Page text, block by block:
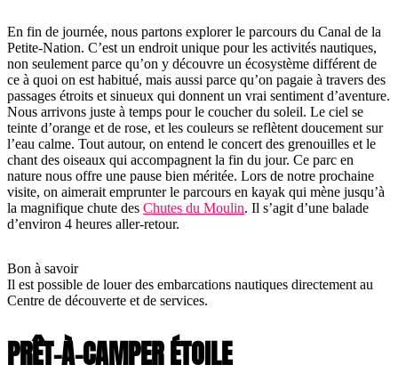
En fin de journée, nous partons explorer le parcours du Canal de la
Petite-Nation. C’est un endroit unique pour les activités nautiques,
non seulement parce qu’on y découvre un écosystème différent de
ce à quoi on est habitué, mais aussi parce qu’on pagaie à travers des
passages étroits et sinueux qui donnent un vrai sentiment d’aventure.
Nous arrivons juste à temps pour le coucher du soleil. Le ciel se
teinte d’orange et de rose, et les couleurs se reflètent doucement sur
l’eau calme. Tout autour, on entend le concert des grenouilles et le
chant des oiseaux qui accompagnent la fin du jour. Ce parc en
nature nous offre une pause bien méritée. Lors de notre prochaine
visite, on aimerait emprunter le parcours en kayak qui mène jusqu’à
la magnifique chute des Chutes du Moulin. Il s’agit d’une balade
d’environ 4 heures aller-retour.
Bon à savoir
Il est possible de louer des embarcations nautiques directement au
Centre de découverte et de services.
PRÊT-À-CAMPER ÉTOILE